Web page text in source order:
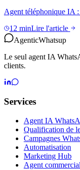
Agent téléphonique IA
12 minLire l'article
AgenticWhatsup
Le seul agent IA
clients.
Services
Agent IA
Qualification de
Campagnes
Automatisation
Marketing Hub
Agent commercial